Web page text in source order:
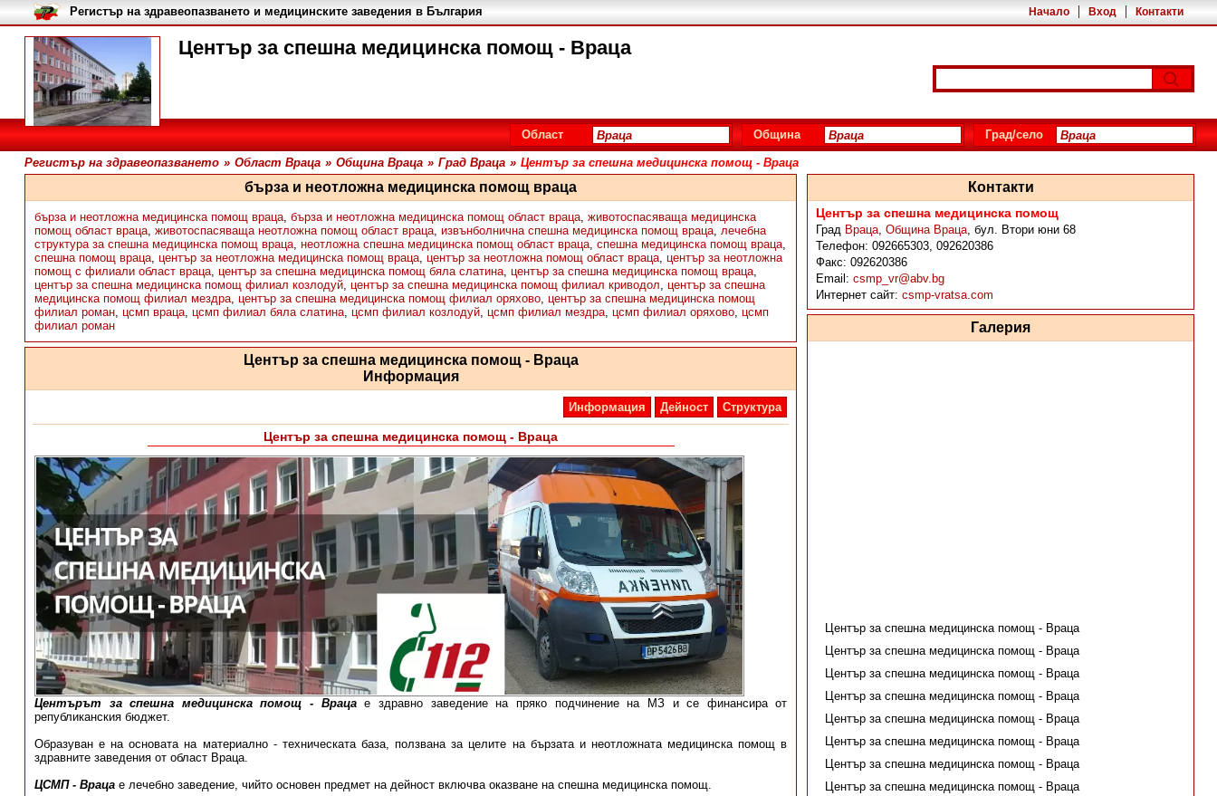
Център за спешна медицинска помощ - Враца
Начало Вход Контакти
Регистър на здравеопазването и медицинските заведения в България
Област Община Град/село
Регистър на здравеопазването » Област Враца » Община Враца » Град Враца » Център за спешна медицинска помощ - Враца
бърза и неотложна медицинска помощ враца
бърза и неотложна медицинска помощ враца, бърза и неотложна медицинска помощ област враца, животоспасяваща медицинска
помощ област враца, животоспасяваща неотложна помощ област враца, извънболнична спешна медицинска помощ враца, лечебна
структура за спешна медицинска помощ враца, неотложна спешна медицинска помощ област враца, спешна медицинска помощ враца,
спешна помощ враца, център за неотложна медицинска помощ враца, център за неотложна помощ област враца, център за неотложна
помощ с филиали област враца, център за спешна медицинска помощ бяла слатина, център за спешна медицинска помощ враца,
център за спешна медицинска помощ филиал козлодуй, център за спешна медицинска помощ филиал криводол, център за спешна
медицинска помощ филиал мездра, център за спешна медицинска помощ филиал оряхово, център за спешна медицинска помощ
филиал роман, цсмп враца, цсмп филиал бяла слатина, цсмп филиал козлодуй, цсмп филиал мездра, цсмп филиал оряхово, цсмп
филиал роман
Център за спешна медицинска помощ - Враца
Информация
Информация Дейност Структура
Център за спешна медицинска помощ - Враца
Центърът за спешна медицинска помощ - Врацае здравно заведение на пряко подчинение на МЗ и се финансира от
републиканския бюджет.
Образуван е на основата на материално - техническата база, ползвана за целите на бързата и неотложната медицинска помощ в
здравните заведения от област Враца.
ЦСМП - Врацае лечебно заведение, чийто основен предмет на дейност включва оказване на спешна медицинска помощ.
Контакти
Център за спешна медицинска помощ
Град Враца, Община Враца, бул. Втори юни 68
Телефон: 092665303, 092620386
Факс: 092620386
Email: csmp_vr@abv.bg
Интернет сайт: csmp-vratsa.com
Галерия
Център за спешна медицинска помощ - Враца
Център за спешна медицинска помощ - Враца
Център за спешна медицинска помощ - Враца
Център за спешна медицинска помощ - Враца
Център за спешна медицинска помощ - Враца
Център за спешна медицинска помощ - Враца
Център за спешна медицинска помощ - Враца
Център за спешна медицинска помощ - Враца